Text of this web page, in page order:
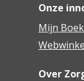
Onze
Mijn Boek
Over